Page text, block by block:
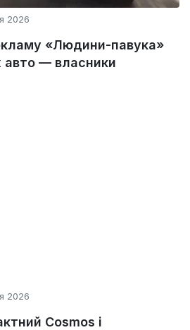
2026
«Людини-павука»
авто — власники
2026
Cosmos і